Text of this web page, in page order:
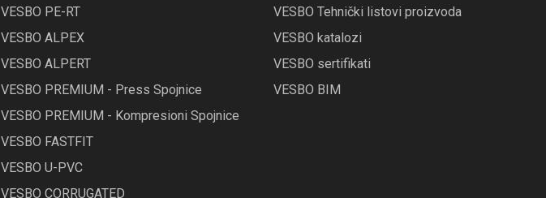
VESBO PE-RT
VESBO ALPEX
VESBO ALPERT
VESBO PREMIUM - Press Spojnice
VESBO PREMIUM - Kompresioni Spojnice
VESBO FASTFIT
VESBO U-PVC
VESBO CORRUGATED
VESBO Tehnički listovi proizvoda
VESBO katalozi
VESBO sertifikati
VESBO BIM